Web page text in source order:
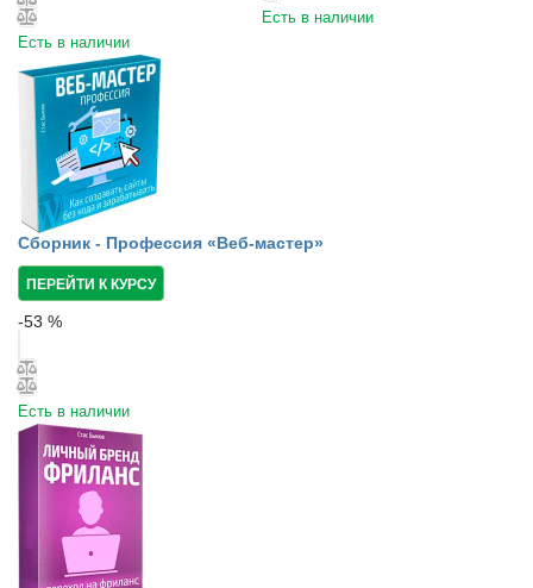
Есть в наличии
Есть в наличии
Сборник - Профессия «Веб-мастер»
ПЕРЕЙТИ К КУРСУ
-53 %
Есть в наличии